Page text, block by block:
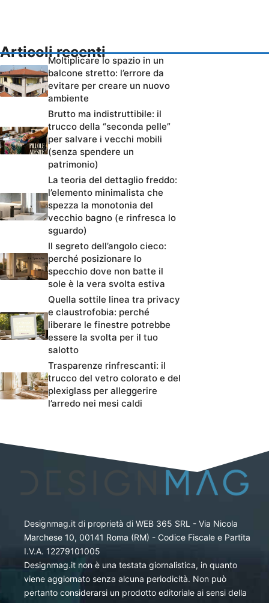
Articoli recenti
Moltiplicare lo spazio in un
balcone stretto: l’errore da
evitare per creare un nuovo
ambiente
Brutto ma indistruttibile: il
trucco della “seconda pelle”
per salvare i vecchi mobili
(senza spendere un
patrimonio)
La teoria del dettaglio freddo:
l’elemento minimalista che
spezza la monotonia del
vecchio bagno (e rinfresca lo
sguardo)
Il segreto dell’angolo cieco:
perché posizionare lo
specchio dove non batte il
sole è la vera svolta estiva
Quella sottile linea tra privacy
e claustrofobia: perché
liberare le finestre potrebbe
essere la svolta per il tuo
salotto
Trasparenze rinfrescanti: il
trucco del vetro colorato e del
plexiglass per alleggerire
l’arredo nei mesi caldi
Designmag.it di proprietà di WEB 365 SRL - Via Nicola
Marchese 10, 00141 Roma (RM) - Codice Fiscale e Partita
I.V.A. 12279101005
Designmag.it non è una testata giornalistica, in quanto
viene aggiornato senza alcuna periodicità. Non può
pertanto considerarsi un prodotto editoriale ai sensi della